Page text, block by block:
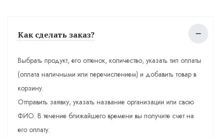
Как сделать заказ?
Выбрать продукт, его оттенок, количество, указать тип оплаты
(оплата наличными или перечислением) и добавить товар в
корзину.
Отправить заявку, указать название организации или свою
ФИО. В течение ближайшего времени вы получите счет на
его оплату.